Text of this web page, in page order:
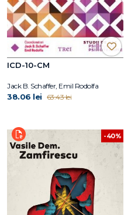
ICD-10-CM
Jack B. Schaffer, Emil Rodolfa
38.06 lei 63.43 lei
-40%